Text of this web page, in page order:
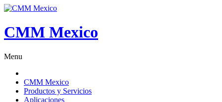
CMM Mexico
Menu
CMM Mexico
Productos y Servicios
Aplicaciones